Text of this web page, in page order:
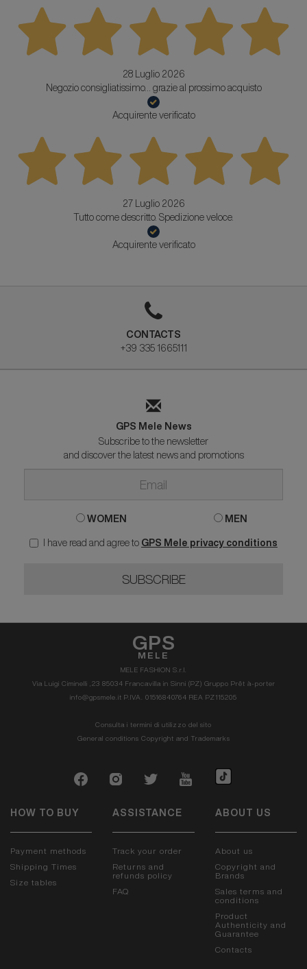
28 Luglio 2026
Negozio consigliatissimo... grazie al prossimo acquisto
Acquirente verificato
27 Luglio 2026
Tutto come descritto. Spedizione veloce.
Acquirente verificato
CONTACTS
+39 335 1665111
GPS Mele News
Subscribe to the newsletter
and discover the latest news and promotions
WOMEN MEN
I have read and agree to GPS Mele privacy conditions
SUBSCRIBE
GPS
MELE
MELE FASHION S.r.l.
Via Luigi Ciminelli ,23 85034 Francavilla in Sinni (PZ) Gruppo Prêt à-porter
info@gpsmele.it P.IVA. 01516840764 REA PZ115205
Consulta i termini di utilizzo del sito
General conditions Copyright and Trademarks
HOW TO BUY
Payment methods
Shipping Times
Size tables
ASSISTANCE
Track your order
Returns and
refunds policy
FAQ
ABOUT US
About us
Copyright and
Brands
Sales terms and
conditions
Product
Authenticity and
Guarantee
Contacts